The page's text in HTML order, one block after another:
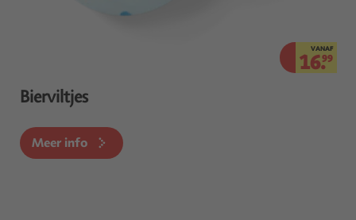
VANAF
16.99
Bierviltjes
Meer info